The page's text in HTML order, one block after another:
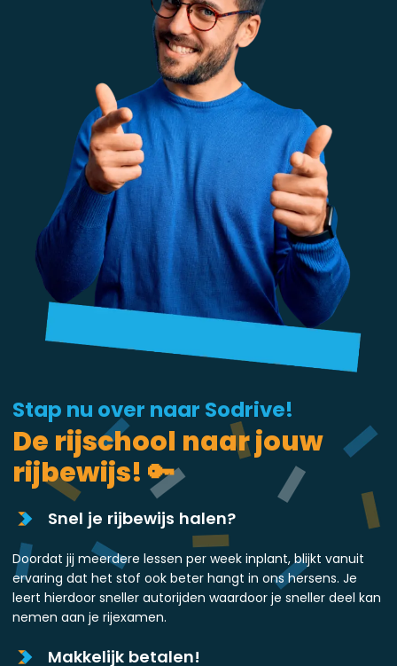
Stap nu over naar Sodrive!
De rijschool naar jouw
rijbewijs! 🔑
Snel je rijbewijs halen?
Doordat jij meerdere lessen per week inplant, blijkt vanuit
ervaring dat het stof ook beter hangt in ons hersens. Je
leert hierdoor sneller autorijden waardoor je sneller deel kan
nemen aan je rijexamen.
Makkelijk betalen!